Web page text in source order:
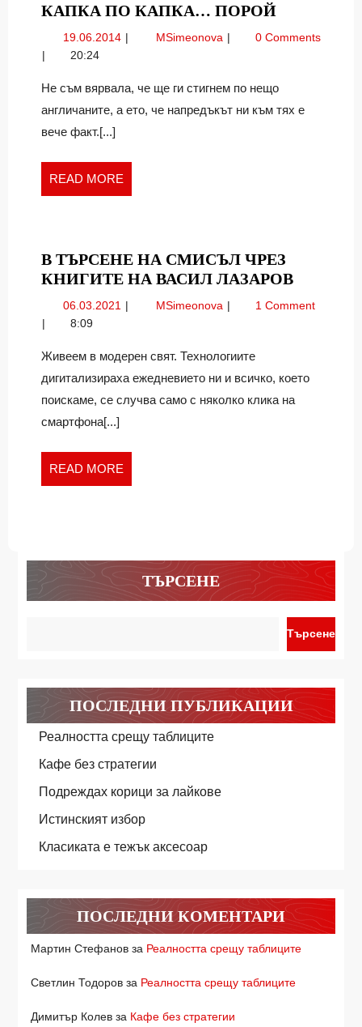
КАПКА ПО КАПКА… ПОРОЙКАПКА
19.06.2014 19.06.2014MSimeonova Капка
порой
0 Comments
20:24
Не съм вярвала, че ще ги стигнем по нещо
англичаните, а ето, че напредъкът ни към тях е
вече факт.[...]
READ MORE
MORE
В ТЪРСЕНЕ НА СМИСЪЛ ЧРЕЗ
КНИГИТЕ НА ВАСИЛ ЛАЗАРОВВ
НА
06.03.2021 06.03.2021MSimeonova В
смисъл
на
1 Comment
8:09
Живеем в модерен свят. Технологиите
дигитализираха ежедневието ни и всичко, което
поискаме, се случва само с няколко клика на
смартфона[...]
READ MORE
MORE
ТЪРСЕНЕ
Търсене
ПОСЛЕДНИ ПУБЛИКАЦИИ
Реалността срещу таблиците
Кафе без стратегии
Подреждах корици за лайкове
Истинският избор
Класиката е тежък аксесоар
ПОСЛЕДНИ КОМЕНТАРИ
Мартин Стефанов за Реалността срещу таблиците
Светлин Тодоров за Реалността срещу таблиците
Димитър Колев за Кафе без стратегии